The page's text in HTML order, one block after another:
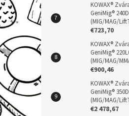
KOWAX®
GeniMig®
(MIG/MAG/
€723,70
KOWAX®
GeniMig®
(MIG/MAG/
€900,46
KOWAX®
GeniMig®
(MIG/MAG/
€2 478,67